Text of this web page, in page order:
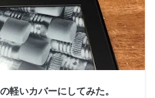
いカバーにしてみた。